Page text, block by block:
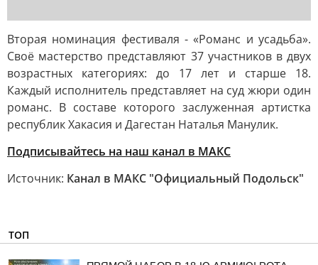
Вторая номинация фестиваля - «Романс и усадьба».
Своё мастерство представляют 37 участников в двух
возрастных категориях: до 17 лет и старше 18.
Каждый исполнитель представляет на суд жюри один
романс. В составе которого заслуженная артистка
республик Хакасия и Дагестан Наталья Манулик.
Подписывайтесь на наш канал в МАКС
Источник: Канал в МАКС "Официальный Подольск"
ТОП